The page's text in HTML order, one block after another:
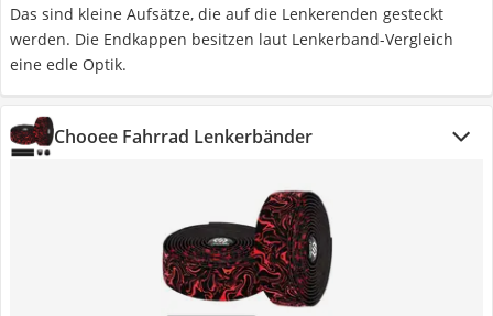
Das sind kleine Aufsätze, die auf die Lenkerenden gesteckt
werden. Die Endkappen besitzen laut Lenkerband-Vergleich
eine edle Optik.
Chooee Fahrrad Lenkerbänder